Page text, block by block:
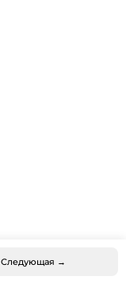
Следующая →